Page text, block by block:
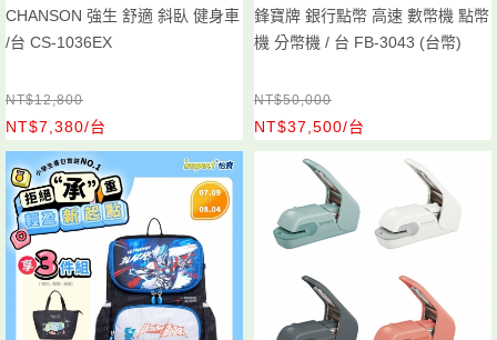
CHANSON 強生 舒適 斜臥 健身車
/台 CS-1036EX
NT$12,800
NT$7,380/台
鋒寶牌 銀行點幣 高速 數幣機 點幣
機 分幣機 / 台 FB-3043 (台幣)
NT$50,000
NT$37,500/台